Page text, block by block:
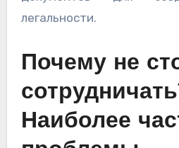
легальности.
Почему не
Наиболее